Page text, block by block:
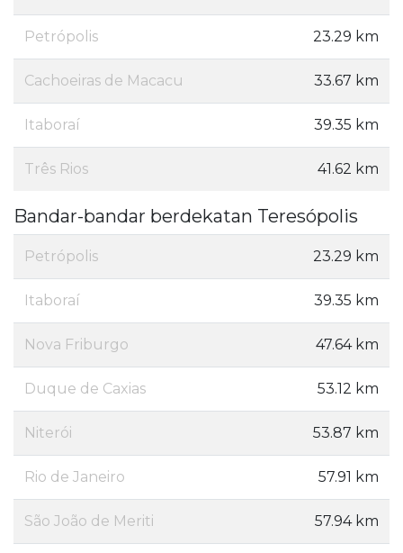
Petrópolis 23.29 km
Cachoeiras de Macacu 33.67 km
Itaboraí 39.35 km
Três Rios 41.62 km
Bandar-bandar berdekatan Teresópolis
Petrópolis 23.29 km
Itaboraí 39.35 km
Nova Friburgo 47.64 km
Duque de Caxias 53.12 km
Niterói 53.87 km
Rio de Janeiro 57.91 km
São João de Meriti 57.94 km